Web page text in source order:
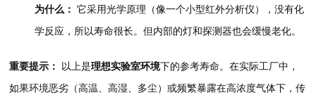
为什么： 它采用光学原理（像一个小型红外分析仪），没有化
学反应，所以寿命很长。但内部的灯和探测器也会缓慢老化。
重要提示： 以上是理想实验室环境下的参考寿命。在实际工厂中，
如果环境恶劣（高温、高湿、多尘）或频繁暴露在高浓度气体下，传